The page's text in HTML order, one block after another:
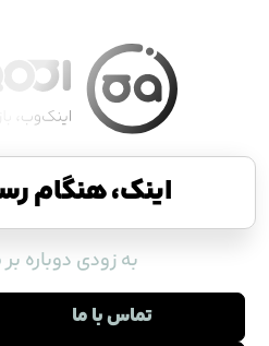
اینک، هنگام
به زودی دوباره
تماس با ما